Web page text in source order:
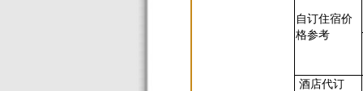
自订住宿价
格参考
酒店代订